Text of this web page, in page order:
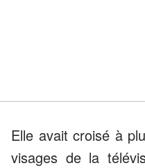
Elle avait croisé à
visages de la